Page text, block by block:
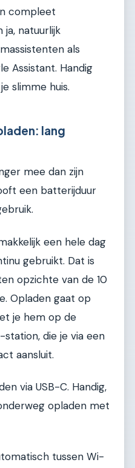
compleet
natuurlijk
als
Assistant. Handig
slimme huis.
lang
mee dan zijn
een batterijduur
een hele dag
gebruikt. Dat is
opzichte van de 10
Opladen gaat op
je hem op de
die je via een
aansluit.
via USB-C. Handig,
opladen met
tussen Wi-